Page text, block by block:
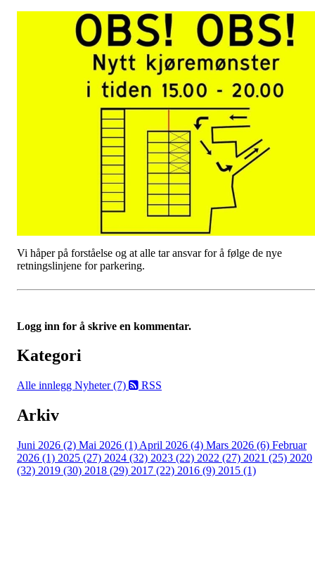
Vi håper på forståelse og at alle tar ansvar for å følge de nye
retningslinjene for parkering.
Logg inn for å skrive en kommentar.
Kategori
Alle innlegg Nyheter (7) RSS
Arkiv
Juni 2026 (2) Mai 2026 (1) April 2026 (4) Mars 2026 (6) Februar
2026 (1) 2025 (27) 2024 (32) 2023 (22) 2022 (27) 2021 (25) 2020
(32) 2019 (30) 2018 (29) 2017 (22) 2016 (9) 2015 (1)